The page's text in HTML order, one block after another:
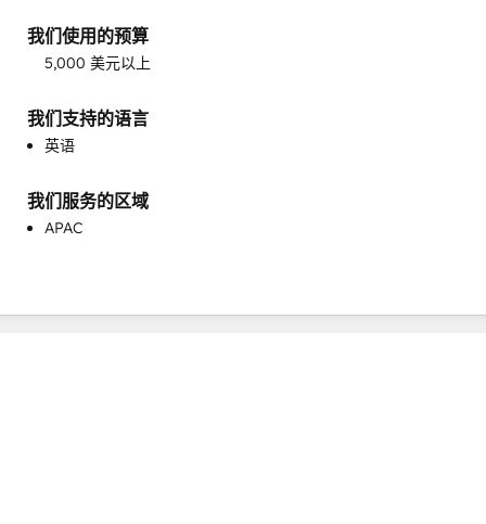
网站开发
网站设计
自定义 API 集成
销售赋能
我们使用的预算
5,000 美元以上
我们支持的语言
英语
我们服务的区域
APAC